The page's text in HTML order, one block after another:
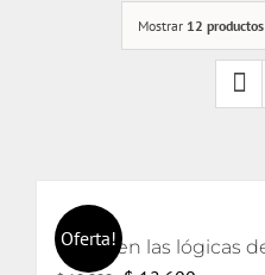
Mostrar 12 productos
Oferta!